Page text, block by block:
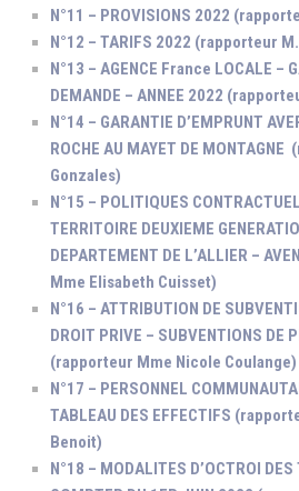
N°11 – PROVISIONS 2022
N°12 – TARIFS 2022 (rapporteur
N°13 – AGENCE France LOCALE –
DEMANDE – ANNEE 2022
N°14 – GARANTIE D’EMPRUNT
ROCHE AU MAYET DE
Gonzales)
N°15 – POLITIQUES
TERRITOIRE DEUXIEME
DEPARTEMENT DE L’ALLIER –
Mme Elisabeth Cuisset)
N°16 – ATTRIBUTION DE
DROIT PRIVE – SUBVENTIONS DE
(rapporteur Mme Nicole Coulange)
N°17 – PERSONNEL
TABLEAU DES EFFECTIFS
Benoit)
N°18 – MODALITES D’OCTROI